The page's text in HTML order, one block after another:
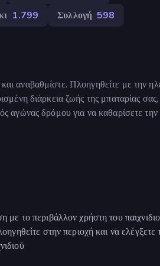
1.799 Συλλογή 598
αναβαθμίστε. Πλοηγηθείτε με την
διάρκεια ζωής της μπαταρίας
αγώνας δρόμου για να καθαρίσετε
με το περιβάλλον χρήστη του
στην περιοχή και να